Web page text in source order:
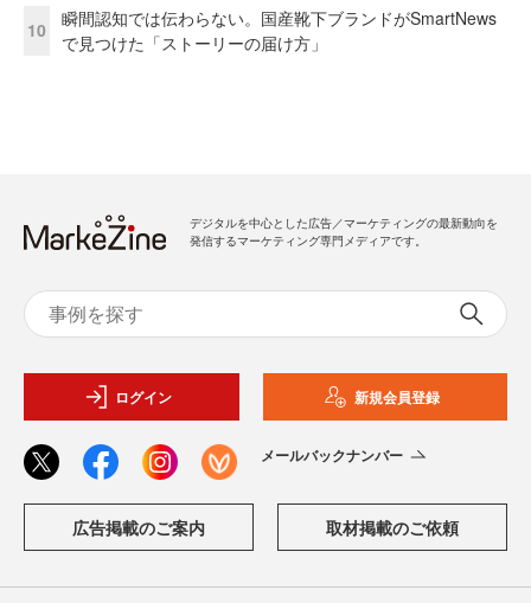
10
瞬間認知では伝わらない。国産靴下ブランドがSmartNews
で見つけた「ストーリーの届け方」
デジタルを中心とした広告／マーケティングの最新動向を
発信するマーケティング専門メディアです。
ログイン 新規会員登録
メールバックナンバー
広告掲載のご案内 取材掲載のご依頼